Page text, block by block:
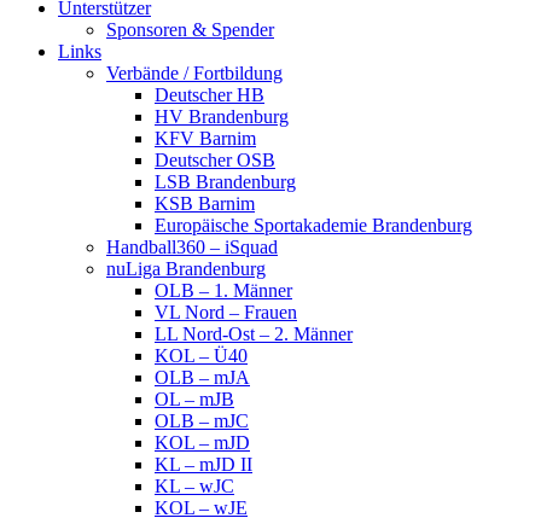
Unterstützer
Sponsoren & Spender
Links
Verbände / Fortbildung
Deutscher HB
HV Brandenburg
KFV Barnim
Deutscher OSB
LSB Brandenburg
KSB Barnim
Europäische Sportakademie Brandenburg
Handball360 – iSquad
nuLiga Brandenburg
OLB – 1. Männer
VL Nord – Frauen
LL Nord-Ost – 2. Männer
KOL – Ü40
OLB – mJA
OL – mJB
OLB – mJC
KOL – mJD
KL – mJD II
KL – wJC
KOL – wJE